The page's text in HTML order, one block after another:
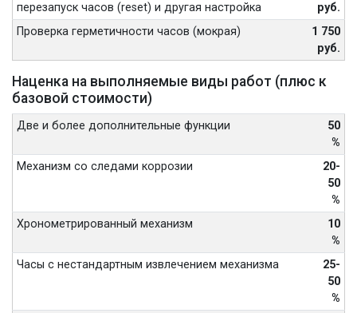
перезапуск часов (reset) и другая настройка
руб.
Проверка герметичности часов (мокрая)
1 750
руб.
Наценка на выполняемые виды работ (плюс к
базовой стоимости)
Две и более дополнительные функции
50
%
Механизм со следами коррозии
20-
50
%
Хронометрированный механизм
10
%
Часы с нестандартным извлечением механизма
25-
50
%